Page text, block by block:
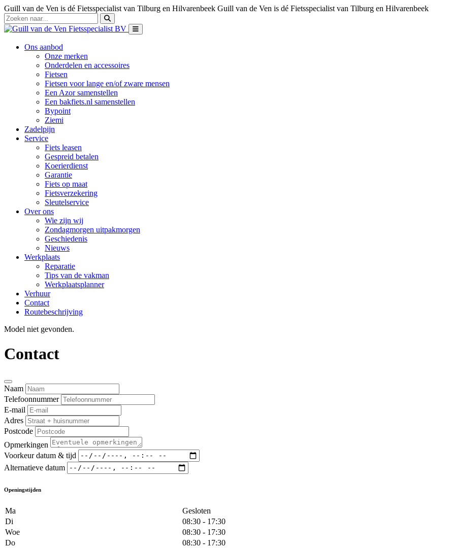
Guill van de Ven is dé Fietsspecialist van Tilburg en Hilvarenbeek Guill van de Ven is dé Fietsspecialist van Tilburg en Hilvarenbeek
Ons aanbod
Onze merken
Onderdelen en accessoires
Fietsen
Fietsen voor lange en/of zware mensen
Een Azor samenstellen
Een bakfiets.nl samenstellen
Bypoint
Ziemi
Zadelpijn
Service
Fiets leasen
Gespreid betalen
Koerierdienst
Garantie
Fiets op maat
Fietsverzekering
Sleutelservice
Over ons
Wie zijn wij
Zondagmorgen uitpakmorgen
Geschiedenis
Nieuws
Werkplaats
Reparatie
Tips van de vakman
Werkplaatsplanner
Verhuur
Contact
Routebeschrijving
Model niet gevonden.
Contact
Naam
Telefoonnummer
E-mail
Adres
Postcode
Opmerkingen
Voorkeur datum & tijd
Alternatieve datum
Openingstijden
Ma
Gesloten
Di
08:30 - 17:30
Woe
08:30 - 17:30
Do
08:30 - 17:30